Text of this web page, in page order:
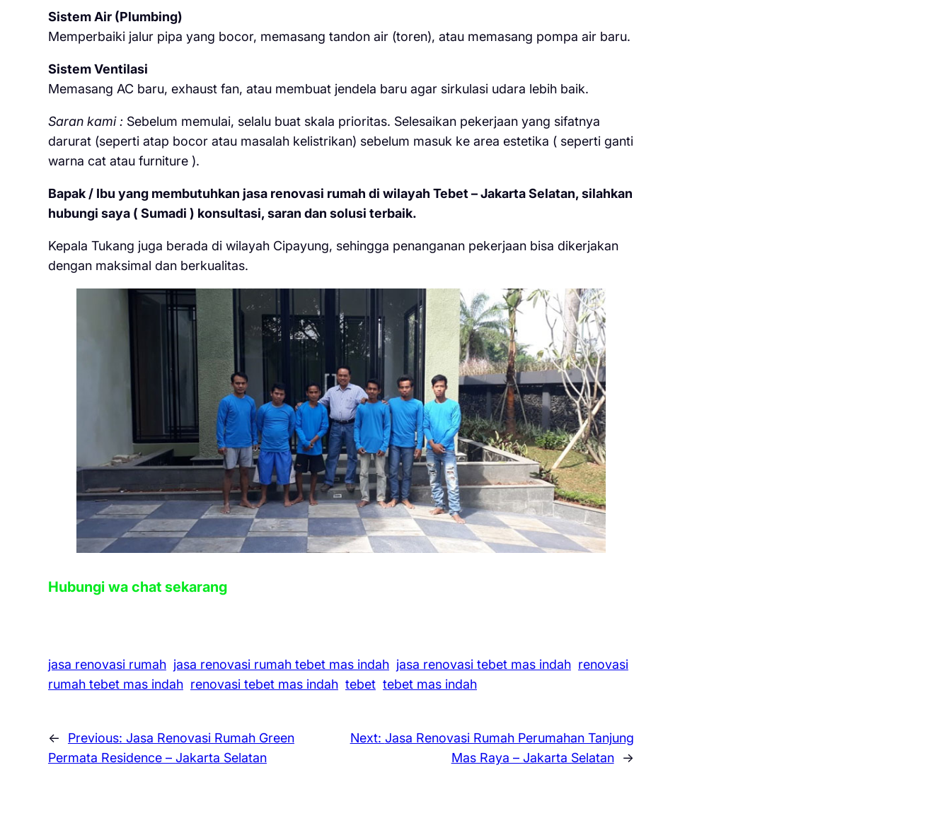
Sistem Air (Plumbing)
Memperbaiki jalur pipa yang bocor, memasang tandon air (toren), atau memasang pompa air baru.
Sistem Ventilasi
Memasang AC baru, exhaust fan, atau membuat jendela baru agar sirkulasi udara lebih baik.
Saran kami : Sebelum memulai, selalu buat skala prioritas. Selesaikan pekerjaan yang sifatnya
darurat (seperti atap bocor atau masalah kelistrikan) sebelum masuk ke area estetika ( seperti ganti
warna cat atau furniture ).
Bapak / Ibu yang membutuhkan jasa renovasi rumah di wilayah Tebet – Jakarta Selatan, silahkan
hubungi saya ( Sumadi ) konsultasi, saran dan solusi terbaik.
Kepala Tukang juga berada di wilayah Cipayung, sehingga penanganan pekerjaan bisa dikerjakan
dengan maksimal dan berkualitas.
Hubungi wa chat sekarang
jasa renovasi rumah jasa renovasi rumah tebet mas indah jasa renovasi tebet mas indah renovasi
rumah tebet mas indah renovasi tebet mas indah tebet tebet mas indah
← Previous: Jasa Renovasi Rumah Green
Permata Residence – Jakarta Selatan
Next: Jasa Renovasi Rumah Perumahan Tanjung
Mas Raya – Jakarta Selatan
→